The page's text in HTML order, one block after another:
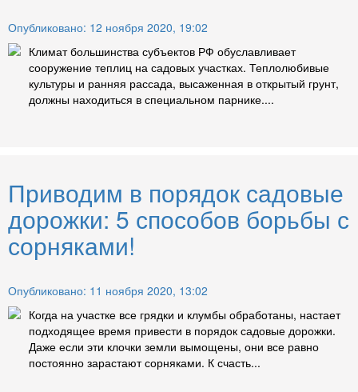
Опубликовано: 12 ноября 2020, 19:02
Климат большинства субъектов РФ обуславливает
сооружение теплиц на садовых участках. Теплолюбивые
культуры и ранняя рассада, высаженная в открытый грунт,
должны находиться в специальном парнике....
Приводим в порядок садовые
дорожки: 5 способов борьбы с
сорняками!
Опубликовано: 11 ноября 2020, 13:02
Когда на участке все грядки и клумбы обработаны, настает
подходящее время привести в порядок садовые дорожки.
Даже если эти клочки земли вымощены, они все равно
постоянно зарастают сорняками. К счасть...